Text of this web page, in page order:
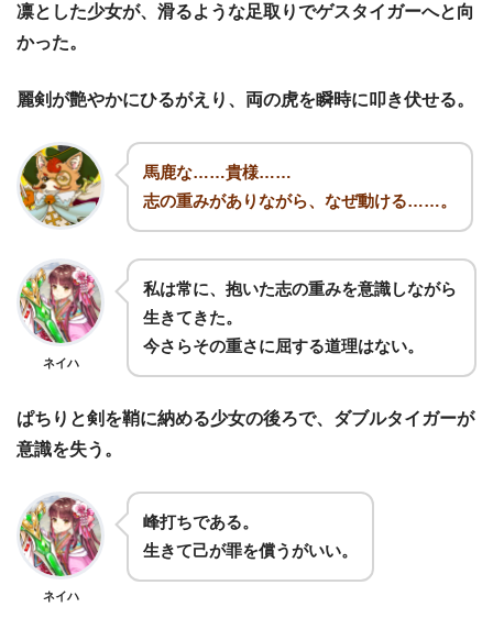
凛とした少女が、滑るような足取りでゲスタイガーへと向
かった。
麗剣が艶やかにひるがえり、両の虎を瞬時に叩き伏せる。
馬鹿な……貴様……
志の重みがありながら、なぜ動ける……。
ネイハ
私は常に、抱いた志の重みを意識しながら
生きてきた。
今さらその重さに屈する道理はない。
ぱちりと剣を鞘に納める少女の後ろで、ダブルタイガーが
意識を失う。
ネイハ
峰打ちである。
生きて己が罪を償うがいい。